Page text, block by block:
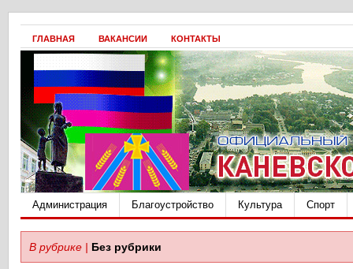
ГЛАВНАЯ ВАКАНСИИ КОНТАКТЫ
Администрация Благоустройство Культура Спорт
В рубрике | Без рубрики